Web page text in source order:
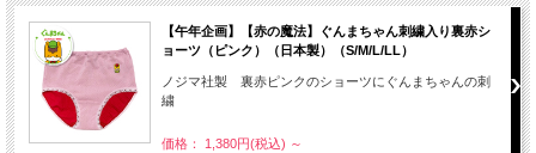
【午年企画】【赤の魔法】ぐんまちゃん刺繍入り裏赤シ
ョーツ（ピンク）（日本製）（S/M/L/LL）
ノジマ社製 裏赤ピンクのショーツにぐんまちゃんの刺
繍
価格： 1,380円(税込) ～